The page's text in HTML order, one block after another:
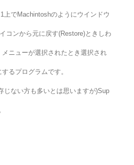
上でMachintoshのようにウインドウ
コンから元に戻す(Restore)ときしわ
ニューが選択されたとき選択され
るプログラムです。
じない方も多いとは思いますが)Sup